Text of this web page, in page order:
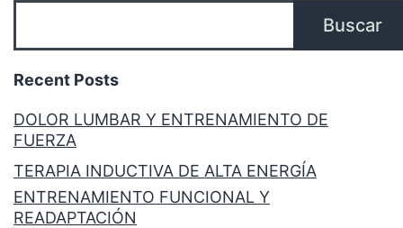
Buscar
Recent Posts
DOLOR LUMBAR Y ENTRENAMIENTO DE
FUERZA
TERAPIA INDUCTIVA DE ALTA ENERGÍA
ENTRENAMIENTO FUNCIONAL Y
READAPTACIÓN